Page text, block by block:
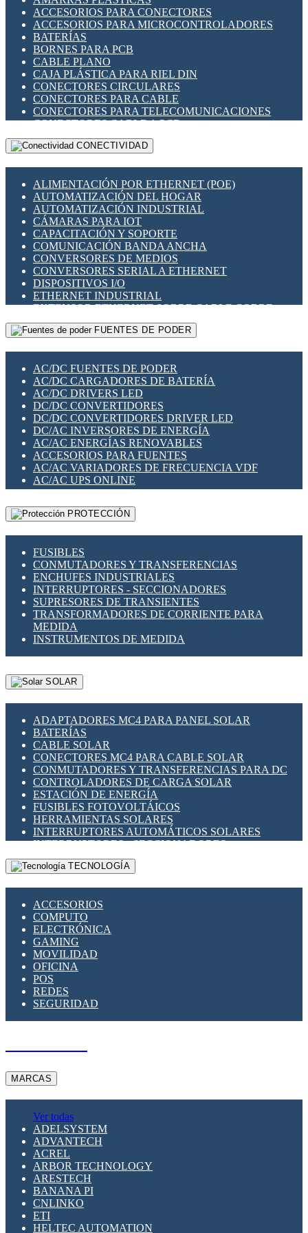
INDICADORES PARA PANEL
INTERFACES DE RELÉ
INTERRUPTORES FIN DE CARRERA
LLAVES CONMUTADORAS
MEDIDORES DE ENERGÍA Y TC'S DE CORRIENTE
MOTORES PASO A PASO
PANTALLAS HMI
PLC -CONTROLADORES LÓGICO PROGRAMABLES
PROGRAMADORES DE HORARIO
RELÉS DE PROTECCIÓN
SENSORES CAPACITIVOS
SENSORES INDUCTIVOS
TEMPORIZADORES
VARIACS
VARIADORES DE FRECUENCIA [VDF]
SECCIONADORES - INTERRUPTORES
MAQUINARIA
ACCESORIOS PARA CONECTORES
ACCESORIOS PARA MICROCONTROLADORES
BATERÍAS
BORNES PARA PCB
CABLE PLANO
CAJA PLÁSTICA PARA RIEL DIN
CONECTORES CIRCULARES
CONECTORES PARA CABLE
CONECTORES PARA TELECOMUNICACIONES
CONECTORES CABLE A PCB
CONECTORES PCB A CABLE
DIP SWITCHES
HERRAMIENTAS VARIAS
ILUMINACIÓN LED
INTERRUPTORES REED
INTERFACES DE RELÉ
OTROS RELÉS
PROTECCIÓN TÉRMICA
RELÉS AUTOMOTRICES
RELÉS DE SEÑAL
RELÉS DE ESTADO SÓLIDO SSR
RELÉS INDUSTRIALES
RELÉS MINIATURA DE POTENCIA
SENSORES MAGNÉTICOS
SWITCH Y MICROSWITCH
TARJETAS PI
UNIÓN Y DERIVACIÓN DE CABLE
CONECTIVIDAD
ALIMENTACIÓN POR ETHERNET (POE)
AUTOMATIZACIÓN DEL HOGAR
AUTOMATIZACIÓN INDUSTRIAL
CÁMARAS PARA IOT
CAPACITACIÓN Y SOPORTE
COMUNICACIÓN BANDA ANCHA
CONVERSORES DE MEDIOS
CONVERSORES SERIAL A ETHERNET
DISPOSITIVOS I/O
ETHERNET INDUSTRIAL
EXTENSOR ETHERNET SOBRE CABLE COBRE
GATEWAY LORAWAN
GESTIÓN DE REDES
PLACAS MODULARES IOT
SWITCHES Y REDES WIFI
SOLUCIONES IOT
SOLUCIONES LORAWAN
SOLUCIONES RED CELULAR
SEGURIDAD PARA REDES
SWITCHES LAN
TELEFONÍA IP (VOIP)
VIGILANCIA IP (CCTV)
MESHTASTIC
FUENTES DE PODER
AC/DC FUENTES DE PODER
AC/DC CARGADORES DE BATERÍA
AC/DC DRIVERS LED
DC/DC CONVERTIDORES
DC/DC CONVERTIDORES DRIVER LED
DC/AC INVERSORES DE ENERGÍA
AC/AC ENERGÍAS RENOVABLES
ACCESORIOS PARA FUENTES
AC/AC VARIADORES DE FRECUENCIA VDF
AC/AC UPS ONLINE
PROTECCIÓN
FUSIBLES
CONMUTADORES Y TRANSFERENCIAS
ENCHUFES INDUSTRIALES
INTERRUPTORES - SECCIONADORES
SUPRESORES DE TRANSIENTES
TRANSFORMADORES DE CORRIENTE PARA
MEDIDA
INSTRUMENTOS DE MEDIDA
SOLAR
ADAPTADORES MC4 PARA PANEL SOLAR
BATERÍAS
CABLE SOLAR
CONECTORES MC4 PARA CABLE SOLAR
CONMUTADORES Y TRANSFERENCIAS PARA DC
CONTROLADORES DE CARGA SOLAR
ESTACIÓN DE ENERGÍA
FUSIBLES FOTOVOLTÁICOS
HERRAMIENTAS SOLARES
INTERRUPTORES AUTOMÁTICOS SOLARES
INTERRUPTORES - SECCIONADORES
FOTOVOLTÁICOS
MONTAJE PANEL SOLAR
SUPRESOR DE TRANSIENTES SPDS PARA
APLICACIONES FOTOVOLTAICAS
TECNOLOGÍA
ACCESORIOS
COMPUTO
ELECTRÓNICA
GAMING
MOVILIDAD
OFICINA
POS
REDES
SEGURIDAD
MARCAS
Ver todas
ADELSYSTEM
ADVANTECH
ACREL
ARBOR TECHNOLOGY
ARESTECH
BANANA PI
CNLINKO
ETI
HELTEC AUTOMATION